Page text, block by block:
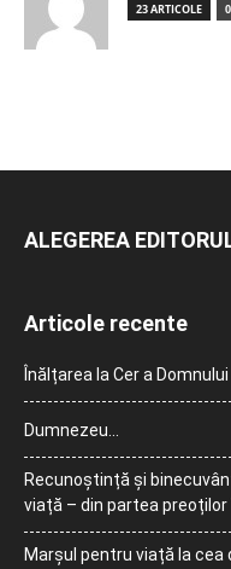
23 ARTICOLE
ALEGEREA
Articole recente
Înălțarea la Cer a
Dumnezeu…
Recunoștință și
viață – din partea preoților
Marșul pentru viață la cea